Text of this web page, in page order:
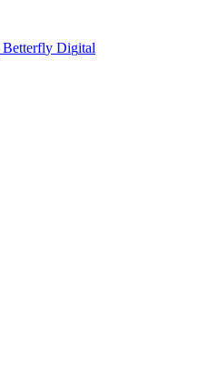
Betterfly Digital